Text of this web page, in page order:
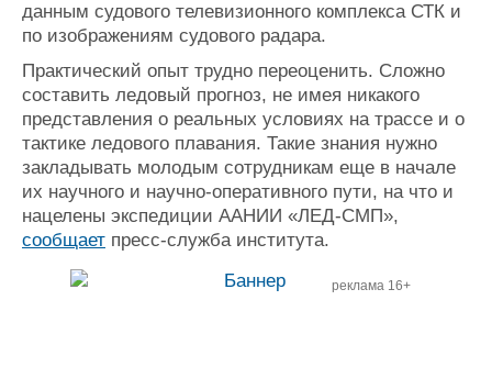
данным судового телевизионного комплекса СТК и
по изображениям судового радара.
Практический опыт трудно переоценить. Сложно
составить ледовый прогноз, не имея никакого
представления о реальных условиях на трассе и о
тактике ледового плавания. Такие знания нужно
закладывать молодым сотрудникам еще в начале
их научного и научно-оперативного пути, на что и
нацелены экспедиции ААНИИ «ЛЕД-СМП»,
сообщает пресс-служба института.
реклама 16+